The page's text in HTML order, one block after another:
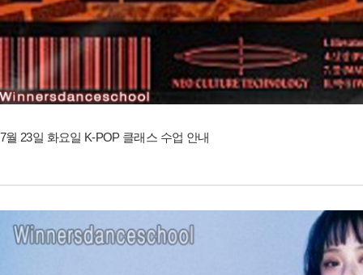
7월 23일 화요일 K-POP 클래스 수업 안내